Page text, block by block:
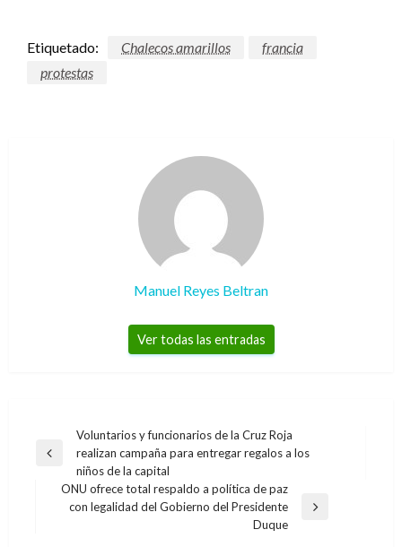
Etiquetado: Chalecos amarillos
francia
protestas
Manuel Reyes Beltran
Ver todas las entradas
Navegación
de
entradas
Entrada
anterior
Voluntarios y funcionarios de la Cruz Roja
realizan campaña para entregar regalos a los
niños de la capital
Entrada
ONU ofrece total respaldo a política de paz
con legalidad del Gobierno del Presidente
Duque